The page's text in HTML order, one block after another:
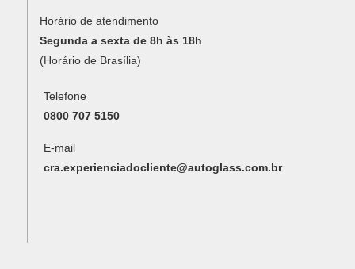
Telefone
0800 707 5150
E-mail
cra.experienciadocliente@autoglass.com.br
Horário de atendimento
Segunda a sexta de 8h às 18h
(Horário de Brasília)